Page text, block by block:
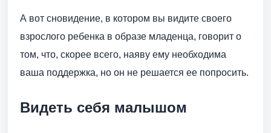
А вот сновидение, в котором вы видите своего
взрослого ребенка в образе младенца, говорит о
том, что, скорее всего, наяву ему необходима
ваша поддержка, но он не решается ее попросить.
Видеть себя малышом